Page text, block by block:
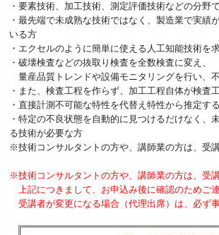
・要素技術、加工技術、測定評価技術などの分野
・最先端で未成熟な技術ではなく、製造業で実績
いる方
・エクセルのように簡単に使える人工知能技術を
・破壊検査などの抜取り検査を全数検査に変え、
量産品質トレンドや設備モニタリングを行い、
・また、検査工程を作らず、加工工程自体が検査
・直接計測不可能な特性を代替え特性から推定す
・特定の不良状態を自動的に見つけるだけなく、
る技術が必要な方
※技術コンサルタントの方や、講師業の方は、受
※技術コンサルタントの方や、講師業の方は、受
上記につきまして、お申込み後に確認のためご
受講者が変更になる場合（代理出席）は、必ず